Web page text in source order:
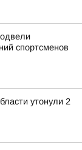
спортсменов
утонули 2